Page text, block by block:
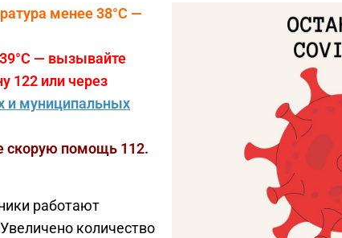
менее 38°C —
— вызывайте
122 или через
и муниципальных
скорую помощь 112.
работают
количество